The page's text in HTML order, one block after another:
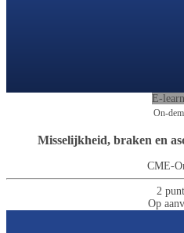
E-
On-
Misselijkheid, braken en
CME-
2
Op